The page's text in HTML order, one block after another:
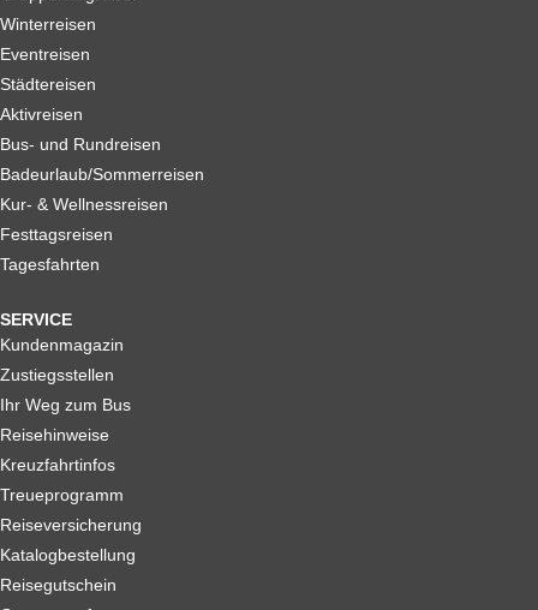
Winterreisen
Eventreisen
Städtereisen
Aktivreisen
Bus- und Rundreisen
Badeurlaub/Sommerreisen
Kur- & Wellnessreisen
Festtagsreisen
Tagesfahrten
SERVICE
Kundenmagazin
Zustiegsstellen
Ihr Weg zum Bus
Reisehinweise
Kreuzfahrtinfos
Treueprogramm
Reiseversicherung
Katalogbestellung
Reisegutschein